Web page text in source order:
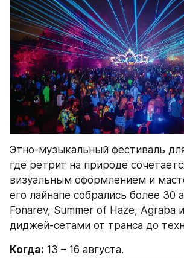
Этно-музыкальный фестиваль
где ретрит на природе
визуальным оформлением и
его лайнапе собрались более 30
Fonarev, Summer of Haze, Agraba
диджей-сетами от транса до
Когда: 13 – 16 августа.